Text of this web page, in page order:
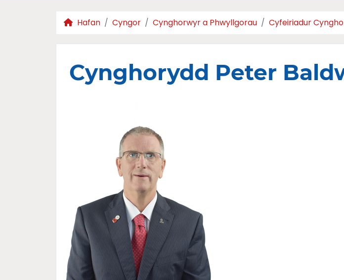
Hafan Cyngor Cynghorwyr a Phwyllgorau Cyfeiriadur
Cynghorydd Peter